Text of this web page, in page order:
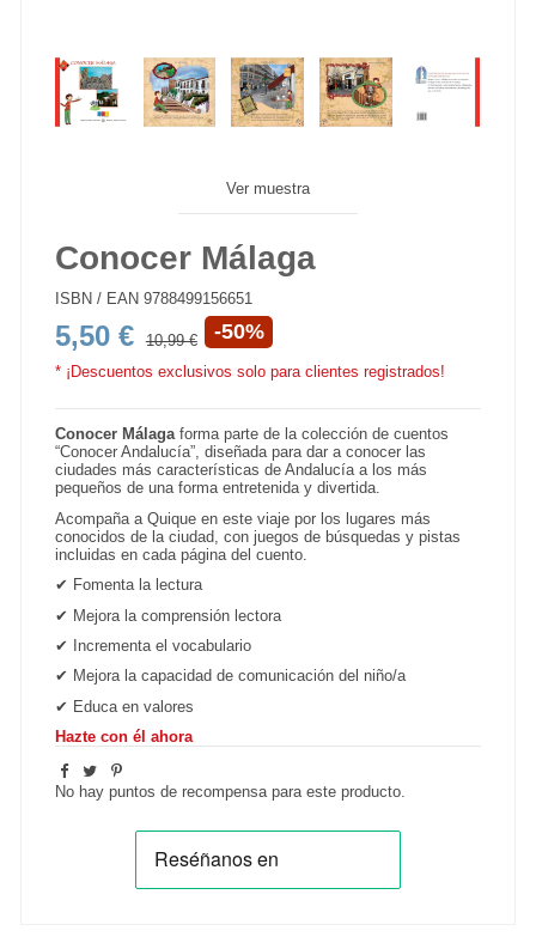
Ver muestra
Conocer Málaga
ISBN / EAN 9788499156651
5,50 € 10,99 € -50%
* ¡Descuentos exclusivos solo para clientes registrados!
Conocer Málagaforma parte de la colección de cuentos
“Conocer Andalucía”, diseñada para dar a conocer las
ciudades más características de Andalucía a los más
pequeños de una forma entretenida y divertida.
Acompaña a Quique en este viaje por los lugares más
conocidos de la ciudad, con juegos de búsquedas y pistas
incluidas en cada página del cuento.
✔ Fomenta la lectura
✔ Mejora la comprensión lectora
✔
Incrementa el vocabulario
✔ Mejora la capacidad de comunicación del niño/a
✔ Educa en valores
Hazte con él ahora
No hay puntos de recompensa para este producto.